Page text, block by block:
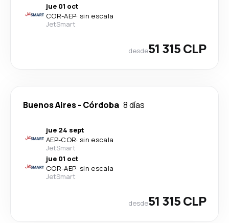
jue 01 oct
COR-AEP· sin escala
JetSmart
desde51 315 CLP
Buenos Aires- Córdoba 8 días
jue 24 sept
AEP-COR· sin escala
JetSmart
jue 01 oct
COR-AEP· sin escala
JetSmart
desde51 315 CLP